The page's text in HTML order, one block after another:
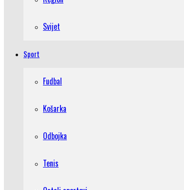
Svijet
Sport
Fudbal
Košarka
Odbojka
Tenis